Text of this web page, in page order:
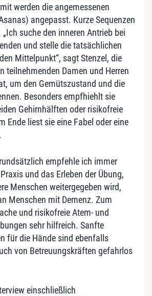
werden die angemessenen
angepasst. Kurze Sequenzen
suche den inneren Antrieb bei
und stelle die tatsächlichen
Mittelpunkt“, sagt Stenzel, die
teilnehmenden Damen und Herren
um den Gemütszustand und die
Besonders empfhiehlt sie
Gehirnhälften oder risikofreie
Ende liest sie eine Fabel oder eine
empfehle ich immer
und das Erleben der Übung,
Menschen weitergegeben wird,
Menschen mit Demenz. Zum
und risikofreie Atem- und
sehr hilfreich. Sanfte
für die Hände sind ebenfalls
von Betreuungskräften gefahrlos
einschließlich